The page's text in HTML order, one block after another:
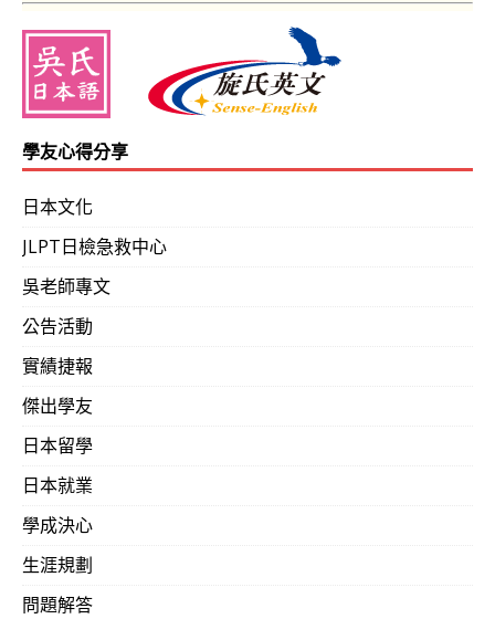
學友心得分享
日本文化
JLPT日檢急救中心
吳老師專文
公告活動
實績捷報
傑出學友
日本留學
日本就業
學成決心
生涯規劃
問題解答